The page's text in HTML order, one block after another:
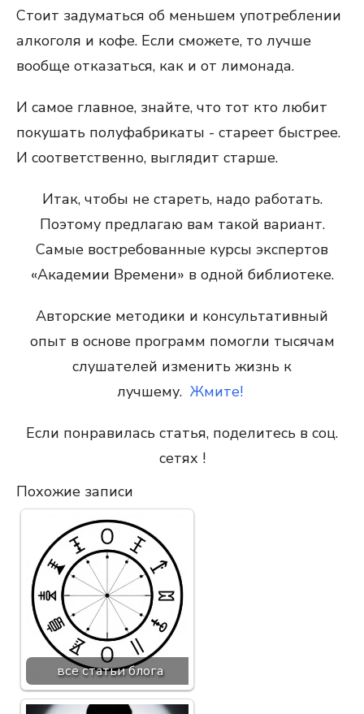
Стоит задуматься об меньшем употреблении
алкоголя и кофе. Если сможете, то лучше
вообще отказаться, как и от лимонада.
И самое главное, знайте, что тот кто любит
покушать полуфабрикаты - стареет быстрее.
И соответственно, выглядит старше.
Итак, чтобы не стареть, надо работать.
Поэтому предлагаю вам такой вариант.
Самые востребованные курсы экспертов
«Академии Времени» в одной библиотеке.
Авторские методики и консультативный
опыт в основе программ помогли тысячам
слушателей изменить жизнь к
лучшему. Жмите!
Если понравилась статья, поделитесь в соц.
сетях !
Похожие записи
все статьи блога